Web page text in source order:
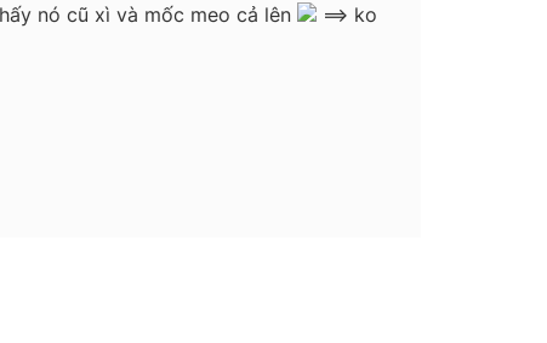
nó cũ xì và mốc meo cả lên
==> ko